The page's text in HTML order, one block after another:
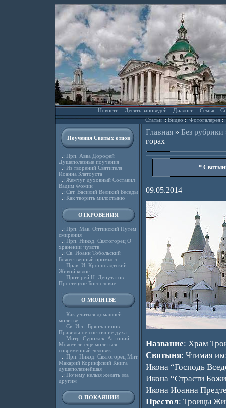
Новости::Десять заповедей::Диалоги::Семья::
Статьи::Видео ::Фотогалерея::
Поучения Святых отцов
.: Прп. Авва Дорофей
Душеполезные поучения
.: Из творений Святителя
Иоанна Златоуста
.: Жемчуг духовный Составил
Вадим Фомин
.: Свт. Василий Великий Беседы
.: Как творить милостыню
ОТКРОВЕНИЯ
.: Прп. Мак. Оптинский Путем
смирения
.: Прп. Никод. Святогорец О
хранении чувств
.: Св. Иоанн Тобольский
Божественный промысл
.: Прав. И. Кронштадтский
Живой колос
.: Прот-рей Н. Депутатов
Простецкое Богословие
О МОЛИТВЕ
.: Как учиться домашней
молитве
.: Св. Игн. Брянчанинов
Правильное состояние духа
.: Митр. Сурожск. Антоний
Может ли еще молиться
современный человек
.: Прп. Никод. Святогорец Мит.
Макарий Коринфский Книга
душеполезнейшая
.: Почему нельзя желать зла
другим
О ПОКАЯНИИ
Главная» Без рубрики
горах
*
09.05.2014
Название: Храм
Святыня: Чтимая
Икона “Господь
Икона “Страсти
Икона Иоанна
Престол: Троицы